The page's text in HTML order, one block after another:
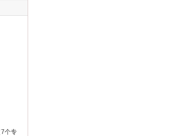
个专